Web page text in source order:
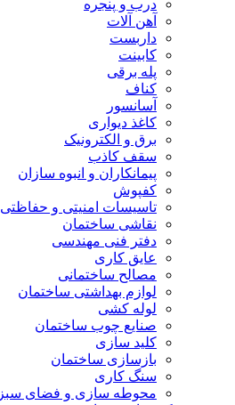
درب و پنجره
آهن آلات
داربست
کابینت
پله برقی
کناف
آسانسور
کاغذ دیواری
برق و الکترونیک
سقف کاذب
پیمانکاران و انبوه سازان
کفپوش
تاسیسات امنیتی و حفاظتی
نقاشی ساختمان
دفتر فنی مهندسی
عایق کاری
مصالح ساختمانی
لوازم بهداشتی ساختمان
لوله کشی
صنایع چوب ساختمان
کلید سازی
بازسازی ساختمان
سنگ کاری
محوطه سازی و فضای سبز